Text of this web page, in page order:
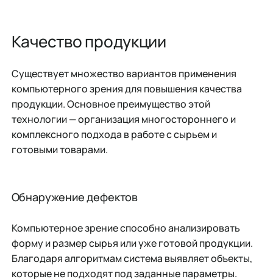
Качество продукции
Существует множество вариантов применения
компьютерного зрения для повышения качества
продукции. Основное преимущество этой
технологии — организация многостороннего и
комплексного подхода в работе с сырьем и
готовыми товарами.
Обнаружение дефектов
Компьютерное зрение способно анализировать
форму и размер сырья или уже готовой продукции.
Благодаря алгоритмам система выявляет объекты,
которые не подходят под заданные параметры.